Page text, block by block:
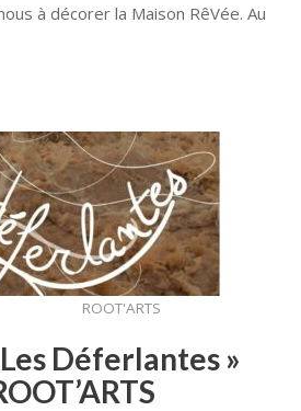
à décorer la Maison RêVée. Au
ROOT'ARTS
Déferlantes »